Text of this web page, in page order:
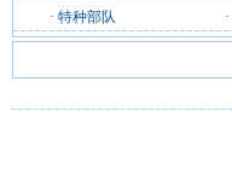
· 特种部队 ·